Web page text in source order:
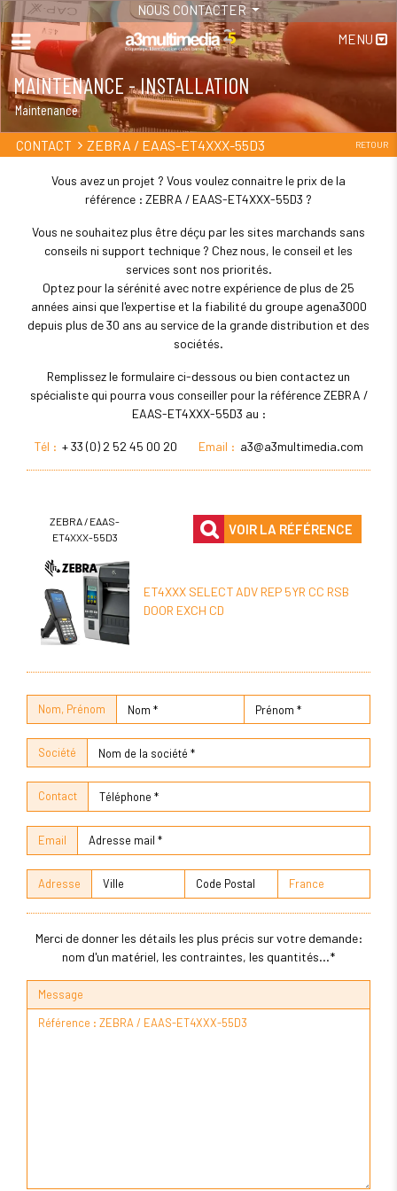
NOUS CONTACTER
MENU
MAINTENANCE - INSTALLATION
Maintenance
CONTACT ZEBRA / EAAS-ET4XXX-55D3 RETOUR
Vous avez un projet ? Vous voulez connaitre le prix de la
référence : ZEBRA / EAAS-ET4XXX-55D3 ?
Vous ne souhaitez plus être déçu par les sites marchands sans
conseils ni support technique ? Chez nous, le conseil et les
services sont nos priorités.
Optez pour la sérénité avec notre expérience de plus de 25
années ainsi que l'expertise et la fiabilité du groupe agena3000
depuis plus de 30 ans au service de la grande distribution et des
sociétés.
Remplissez le formulaire ci-dessous ou bien contactez un
spécialiste qui pourra vous conseiller pour la référence ZEBRA /
EAAS-ET4XXX-55D3 au :
Tél : + 33 (0) 2 52 45 00 20 Email : a3@a3multimedia.com
ZEBRA / EAAS-
ET4XXX-55D3
VOIR LA RÉFÉRENCE
ET4XXX SELECT ADV REP 5YR CC RSB
DOOR EXCH CD
Nom, Prénom
Société
Contact
Email
Adresse
Merci de donner les détails les plus précis sur votre demande:
nom d'un matériel, les contraintes, les quantités...*
Message